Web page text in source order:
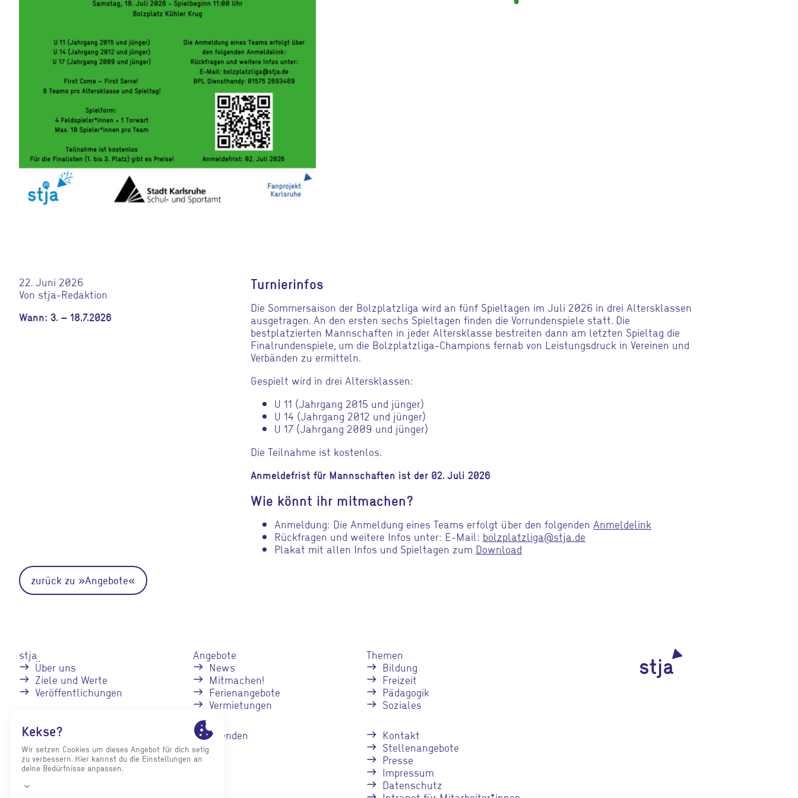
22. Juni 2026
Von stja-Redaktion
Wann: 3. – 18.7.2026
Turnierinfos
Die Sommersaison der Bolzplatzliga wird an fünf Spieltagen im Juli 2026 in drei Altersklassen
ausgetragen. An den ersten sechs Spieltagen finden die Vorrundenspiele statt. Die
bestplatzierten Mannschaften in jeder Altersklasse bestreiten dann am letzten Spieltag die
Finalrundenspiele, um die Bolzplatzliga-Champions fernab von Leistungsdruck in Vereinen und
Verbänden zu ermitteln.
Gespielt wird in drei Altersklassen:
U 11 (Jahrgang 2015 und jünger)
U 14 (Jahrgang 2012 und jünger)
U 17 (Jahrgang 2009 und jünger)
Die Teilnahme ist kostenlos.
Anmeldefrist für Mannschaften ist der 02. Juli 2026
Wie könnt ihr mitmachen?
Anmeldung: Die Anmeldung eines Teams erfolgt über den folgenden Anmeldelink
Rückfragen und weitere Infos unter: E-Mail: bolzplatzliga@stja.de
Plakat mit allen Infos und Spieltagen zum Download
zurück zu »Angebote«
stja
Über uns
Ziele und Werte
Veröffentlichungen
Angebote
News
Mitmachen!
Ferienangebote
Vermietungen
Themen
Bildung
Freizeit
Pädagogik
Soziales
Fachstellen
Einrichtungen
Jugendverbände
Spenden
Kontakt
Stellenangebote
Presse
Impressum
Datenschutz